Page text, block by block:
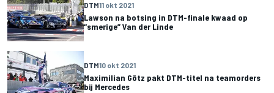
DTM11 okt 2021
Lawson na botsing in DTM-finale kwaad op
“smerige” Van der Linde
DTM10 okt 2021
Maximilian Götz pakt DTM-titel na teamorders
bij Mercedes